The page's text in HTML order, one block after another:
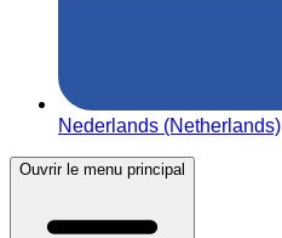
Nederlands (Netherlands)
Ouvrir le menu principal